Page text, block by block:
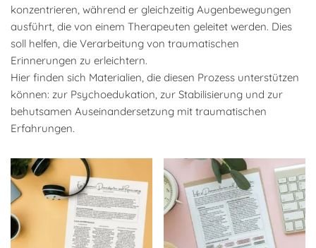
konzentrieren, während er gleichzeitig Augenbewegungen
ausführt, die von einem Therapeuten geleitet werden. Dies
soll helfen, die Verarbeitung von traumatischen
Erinnerungen zu erleichtern.
Hier finden sich Materialien, die diesen Prozess unterstützen
können: zur Psychoedukation, zur Stabilisierung und zur
behutsamen Auseinandersetzung mit traumatischen
Erfahrungen.